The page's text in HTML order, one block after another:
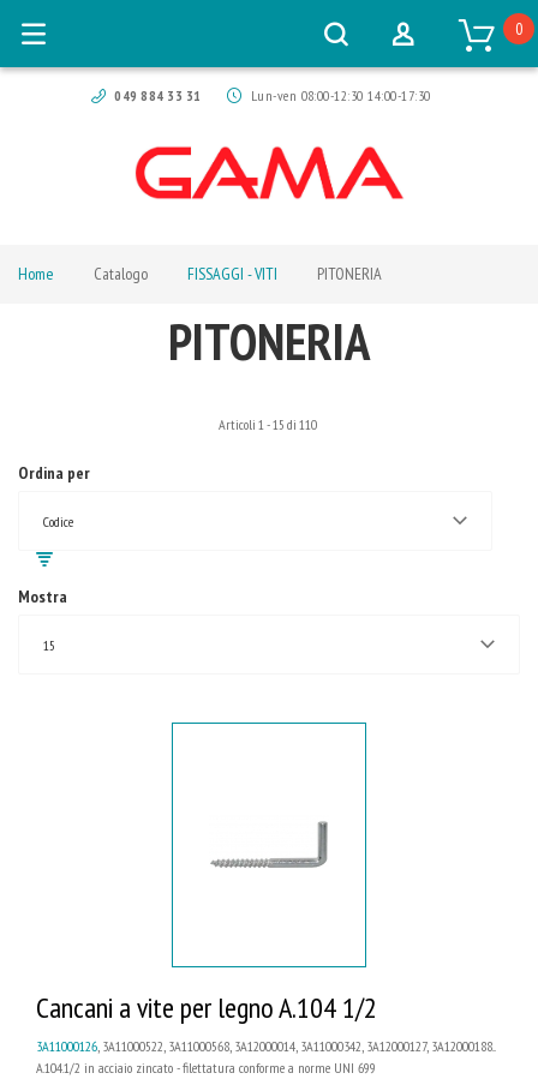
049 884 33 31 Lun-ven 08:00-12:30 14:00-17:30
0
Home Catalogo FISSAGGI - VITI PITONERIA
PITONERIA
Ordina per
Codice
Articoli 1 -15 di 110
Mostra
15
Cancani a vite per legno A.104 1/2
3A11000126, 3A11000522, 3A11000568, 3A12000014, 3A11000342, 3A12000127, 3A12000188...
A.104.1/2 in acciaio zincato - filettatura conforme a norme UNI 699